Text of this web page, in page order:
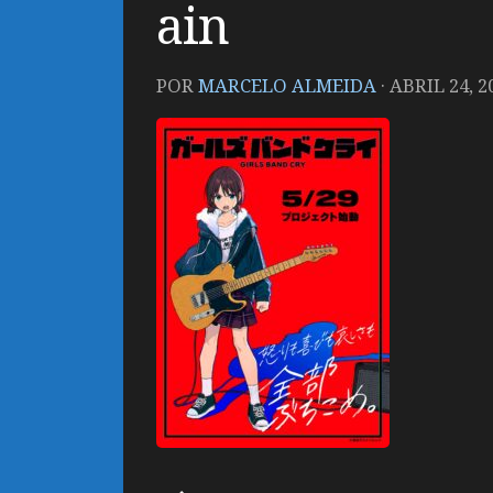
ain
PORMARCELO ALMEIDA · ABRIL 24,